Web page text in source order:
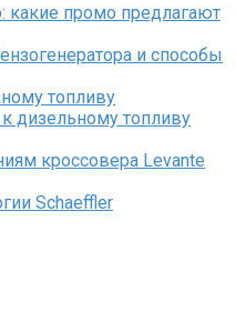
какие промо предлагают
и способы
дизельному топливу
кроссовера Levante
Schaeffler